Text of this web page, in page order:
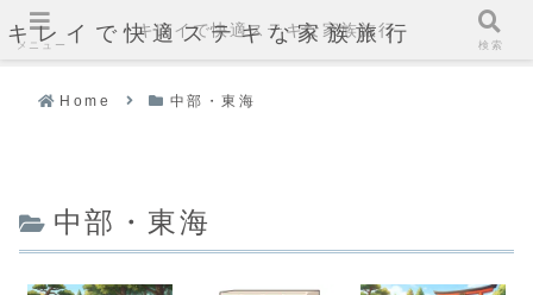
キレイで快適ステキな家族旅行
Home 中部・東海
中部・東海
メニュー
キレイで快適ステキな家族旅行
検索